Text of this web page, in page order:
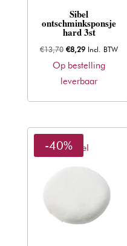
Sibel
ontschminksponsje
hard 3st
€13,70 Oorspronkelijke
prijs
was:
€8,29Huidige
prijs
is:
Incl. BTW
Op bestelling
leverbaar
Sibel
-40%